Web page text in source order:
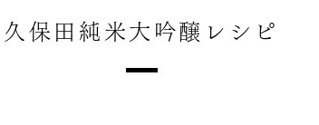
久保田純米大吟醸レシピ